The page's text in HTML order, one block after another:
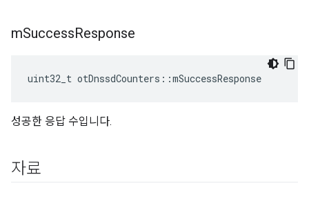
mSuccessResponse
uint32_t otDnssdCounters ::mSuccessResponse
성공한 응답 수입니다.
자료